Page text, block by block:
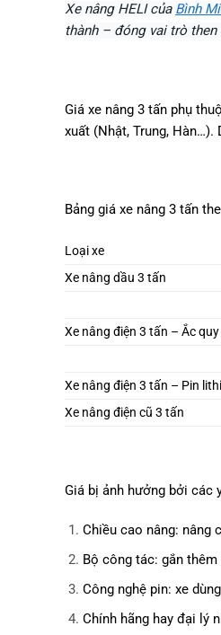
Xe nâng HELI của Bình
thành – đóng vai trò
Giá xe nâng 3 tấn phụ
xuất (Nhật, Trung,
Bảng giá xe nâng 3 tấn
Loại xe
Xe nâng dầu 3 tấn
Xe nâng điện 3 tấn – Ắc
Xe nâng điện 3 tấn – Pin
Xe nâng điện cũ 3 tấn
Giá bị ảnh hưởng bởi các
Chiều cao nâng: nâng
Bộ công tác: gắn
Công nghệ pin: xe
Chính hãng hay đại lý